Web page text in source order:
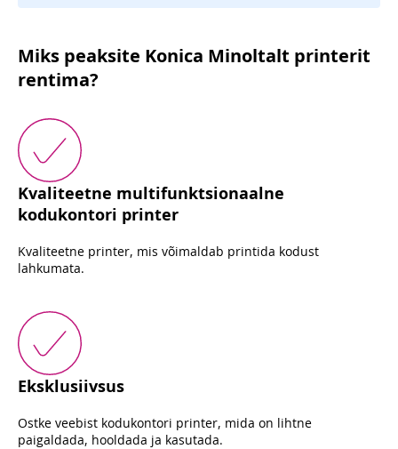
Miks peaksite Konica Minoltalt printerit
rentima?
Kvaliteetne multifunktsionaalne
kodukontori printer
Kvaliteetne printer, mis võimaldab printida kodust
lahkumata.
Eksklusiivsus
Ostke veebist kodukontori printer, mida on lihtne
paigaldada, hooldada ja kasutada.